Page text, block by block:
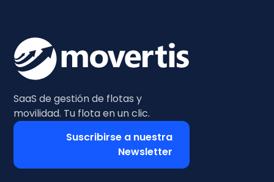
SaaS de gestión de flotas y
movilidad. Tu flota en un clic.
Suscribirse a nuestra
Newsletter